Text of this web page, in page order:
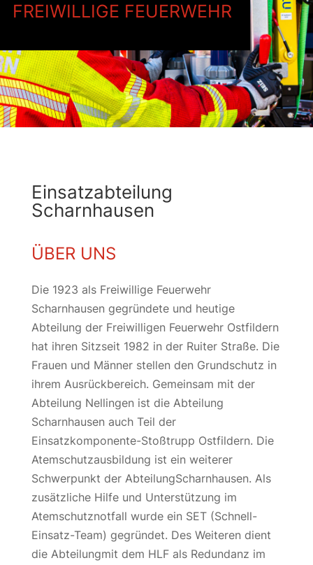
FREIWILLIGE FEUERWEHR
Einsatzabteilung
Scharnhausen
ÜBER UNS
Die 1923 als Freiwillige Feuerwehr
Scharnhausen gegründete und heutige
Abteilung der Freiwilligen Feuerwehr Ostfildern
hat ihren Sitzseit 1982 in der Ruiter Straße. Die
Frauen und Männer stellen den Grundschutz in
ihrem Ausrückbereich. Gemeinsam mit der
Abteilung Nellingen ist die Abteilung
Scharnhausen auch Teil der
Einsatzkomponente-Stoßtrupp Ostfildern. Die
Atemschutzausbildung ist ein weiterer
Schwerpunkt der AbteilungScharnhausen. Als
zusätzliche Hilfe und Unterstützung im
Atemschutznotfall wurde ein SET (Schnell-
Einsatz-Team) gegründet. Des Weiteren dient
die Abteilungmit dem HLF als Redundanz im